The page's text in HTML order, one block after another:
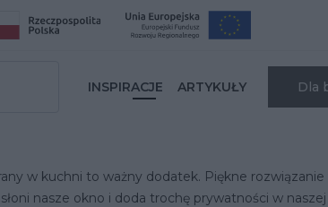
INSPIRACJE ARTYKUŁY Dla
w kuchni to ważny dodatek. Piękne
nasze okno i doda trochę prywatności w